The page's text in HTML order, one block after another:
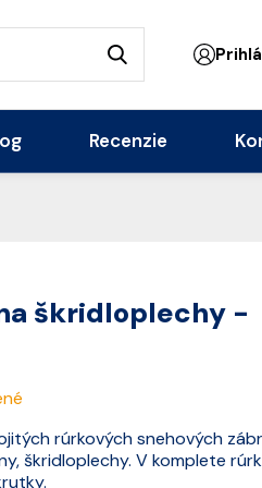
Recenzie
škridloplechy -
rúrkových snehových
škridloplechy. V komplete